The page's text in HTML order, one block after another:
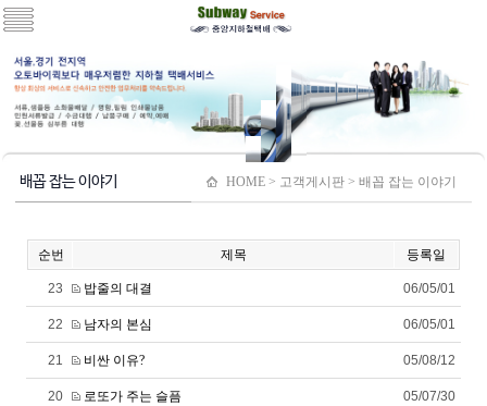
배꼽 잡는 이야기 HOME > 고객게시판 > 배꼽 잡는 이야기
순번 제목 등록일
23 밥줄의 대결 06/05/01
22 남자의 본심 06/05/01
21 비싼 이유? 05/08/12
20 로또가 주는 슬픔 05/07/30